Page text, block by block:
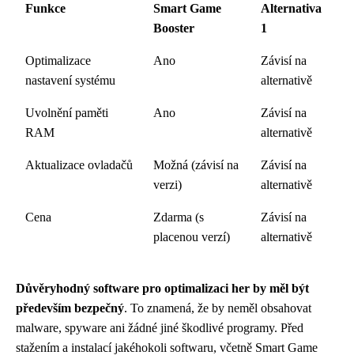
Funkce
Smart Game
Booster
Alternativa
1
Optimalizace
nastavení systému
Ano
Závisí na
alternativě
Uvolnění paměti
RAM
Ano
Závisí na
alternativě
Aktualizace ovladačů
Možná (závisí na
verzi)
Závisí na
alternativě
Cena
Zdarma (s
placenou verzí)
Závisí na
alternativě
Důvěryhodný software pro optimalizaci her by měl být
především bezpečný. To znamená, že by neměl obsahovat
malware, spyware ani žádné jiné škodlivé programy. Před
stažením a instalací jakéhokoli softwaru, včetně Smart Game